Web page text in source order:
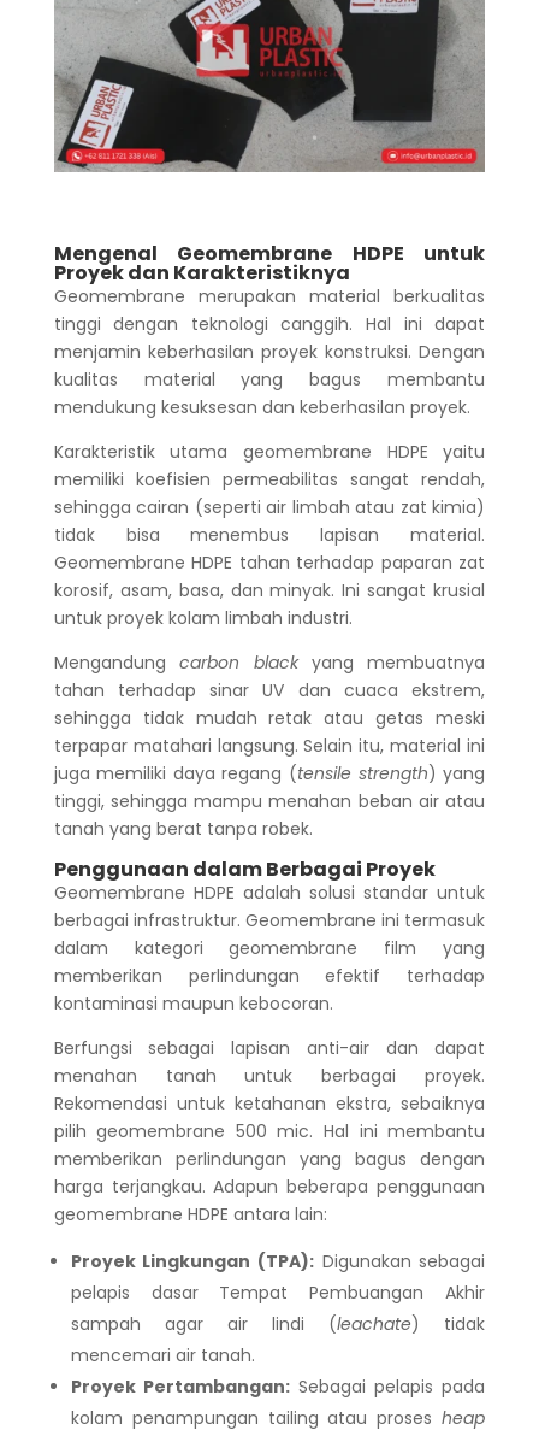
Mengenal Geomembrane HDPE untuk
Proyek dan Karakteristiknya
Geomembrane merupakan material berkualitas
tinggi dengan teknologi canggih. Hal ini dapat
menjamin keberhasilan proyek konstruksi. Dengan
kualitas material yang bagus membantu
mendukung kesuksesan dan keberhasilan proyek.
Karakteristik utama geomembrane HDPE yaitu
memiliki koefisien permeabilitas sangat rendah,
sehingga cairan (seperti air limbah atau zat kimia)
tidak bisa menembus lapisan material.
Geomembrane HDPE tahan terhadap paparan zat
korosif, asam, basa, dan minyak. Ini sangat krusial
untuk proyek kolam limbah industri.
Mengandungcarbon blackyang membuatnya
tahan terhadap sinar UV dan cuaca ekstrem,
sehingga tidak mudah retak atau getas meski
terpapar matahari langsung. Selain itu, material ini
juga memiliki daya regang (tensile strength) yang
tinggi, sehingga mampu menahan beban air atau
tanah yang berat tanpa robek.
Penggunaan dalam Berbagai Proyek
Geomembrane HDPE adalah solusi standar untuk
berbagai infrastruktur. Geomembrane ini termasuk
dalam kategori geomembrane film yang
memberikan perlindungan efektif terhadap
kontaminasi maupun kebocoran.
Berfungsi sebagai lapisan anti-air dan dapat
menahan tanah untuk berbagai proyek.
Rekomendasi untuk ketahanan ekstra, sebaiknya
pilih geomembrane 500 mic. Hal ini membantu
memberikan perlindungan yang bagus dengan
harga terjangkau. Adapun beberapa penggunaan
geomembrane HDPE antara lain:
Proyek Lingkungan (TPA): Digunakan sebagai
pelapis dasar Tempat Pembuangan Akhir
sampah agar air lindi (leachate) tidak
mencemari air tanah.
Proyek Pertambangan:Sebagai pelapis pada
kolam penampungan tailing atau prosesheap